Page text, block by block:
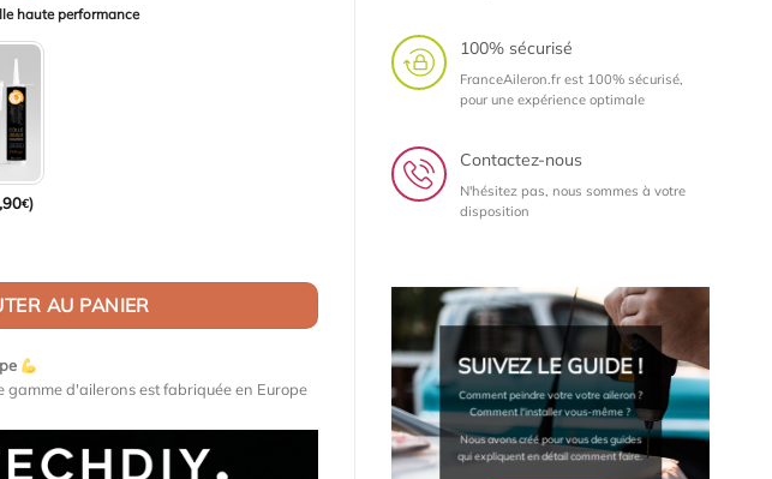
100% sécurisé
FranceAileron.fr est 100% sécurisé,
pour une expérience optimale
Contactez-nous
N'hésitez pas, nous sommes à votre
disposition
SUIVEZ LE GUIDE !
Comment peindre votre votre aileron ?
Comment l'installer vous-même ?
Nous avons créé pour vous des guides
qui expliquent en détail comment faire.
haute performance
€)
V1 pour Audi A4 / S4 / RS4 B7 (Typ 8E) / Seat Exeo Berline (2004-2008) (lame à peindre)
AU PANIER
gamme d'ailerons est fabriquée en Europe